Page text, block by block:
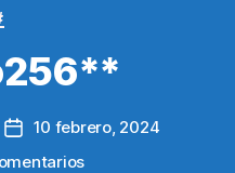
Fecha10 febrero, 2024
en